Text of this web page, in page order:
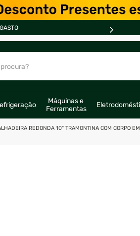
Máquinas e
Ferramentas
REDONDA 10" TRAMONTINA COM CORPO